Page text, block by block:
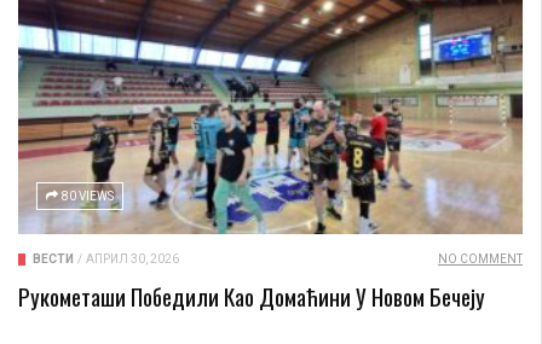
80 VIEWS
ВЕСТИ / АПРИЛ 30, 2026 NO COMMENT
Рукометаши Победили Као Домаћини У Новом Бечеју